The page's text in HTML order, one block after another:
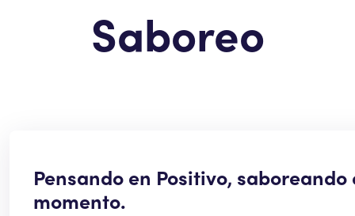
Saboreo
Pensando en Positivo, saboreando
momento.